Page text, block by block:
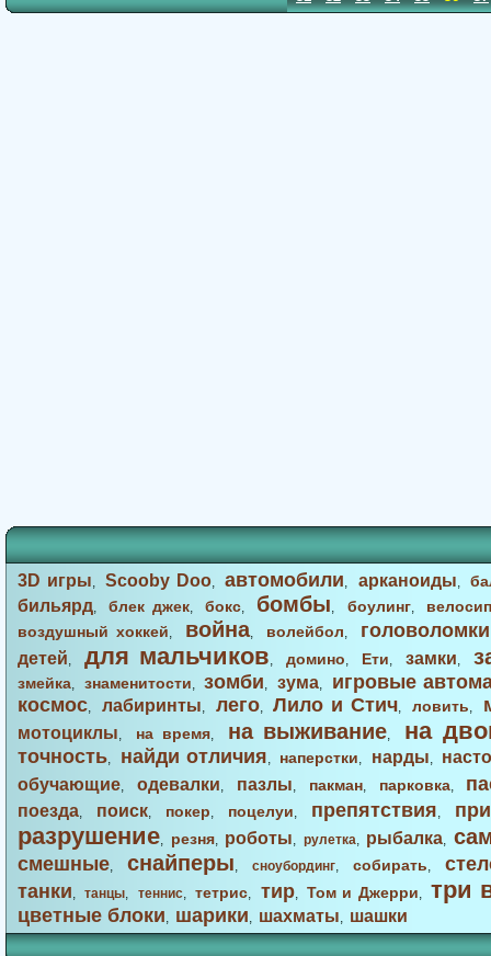
3D игры,Scooby Doo,автомобили, арканоиды,
бильярд,блек джек,бокс, бомбы, боулинг,
воздушный хоккей, война, волейбол, головоломки
детей, для мальчиков, домино, Ети, замки,
змейка, знаменитости,зомби, зума,
игровые
космос, лабиринты, лего,Лило и Стич,ловить,
мотоциклы, на время, на выживание, на
точность, найди отличия, наперстки, нарды,
обучающие, одевалки, пазлы, пакман, парковка,
поезда, поиск, покер, поцелуи, препятствия,
разрушение, резня, роботы, рулетка, рыбалка,
смешные, снайперы, сноубординг, собирать,
танки,танцы, теннис,тетрис, тир,Том и Джерри, три
цветные блоки, шарики, шахматы, шашки